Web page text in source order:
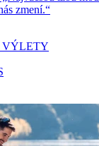
zmení.“
VÝLETY